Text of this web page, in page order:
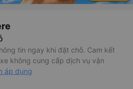
tin ngay khi đặt chỗ. Cam kết
không cung cấp dịch vụ vận
áp dụng